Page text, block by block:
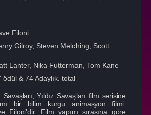
Filoni
Gilroy, Steven Melching, Scott
Lanter, Nika Futterman Tom Kane
ödül & 74 Adaylık. total
Yıldız Savaşları film serisine
bir bilim kurgu animasyon filmi.
Filoni'dir. Film yapım sırasına göre